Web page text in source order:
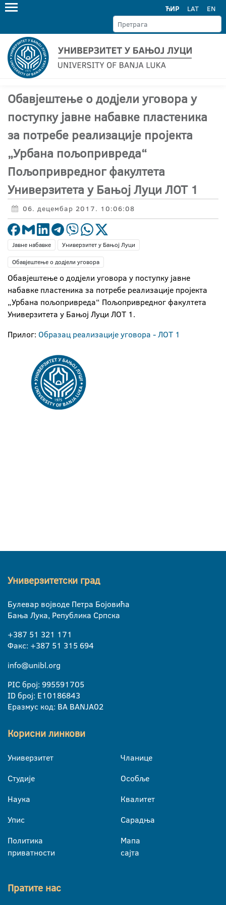
ЋИР LAT EN
Обавјештење о додјели уговора у
поступку јавне набавке пластеника
за потребе реализације пројекта
„Урбана пољопривреда“
Пољопривредног факултета
Универзитета у Бањој Луци ЛОТ 1
06. децембар 2017. 10:06:08
Јавне набавке
Универзитет у Бањој Луци
Обавјештење о додјели уговора
Обавјештење о додјели уговора у поступку јавне
набавке пластеника за потребе реализације пројекта
„Урбана пољопривреда“ Пољопривредног факултета
Универзитета у Бањој Луци ЛОТ 1.
Прилог: Образац реализације уговора - ЛОТ 1
Универзитетски град
Булевар војводе Петра Бојовића
Бања Лука, Република Српска
+387 51 321 171
Факс: +387 51 315 694
info@unibl.org
PIC број: 995591705
ID број: E10186843
Еразмус код: BA BANJA02
Корисни линкови
Универзитет
Студије
Наука
Упис
Политика
приватности
Чланице
Особље
Квалитет
Сарадња
Мапа
сајта
Пратите нас